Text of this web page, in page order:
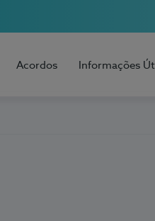
Acordos Informações